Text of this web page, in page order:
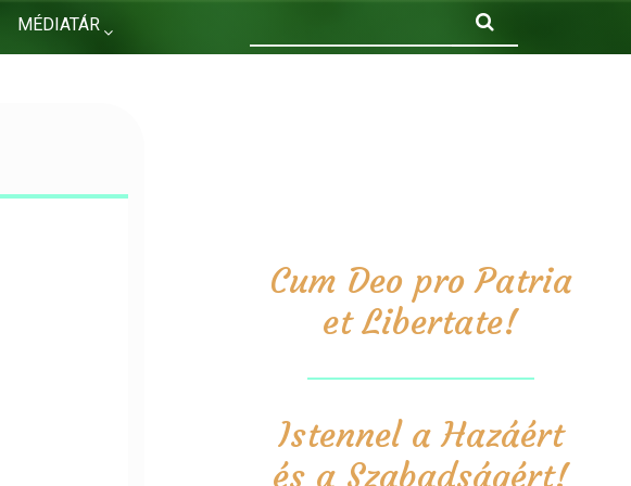
MÉDIATÁR
Cum Deo pro Patria
et Libertate!
Istennel a Hazáért
és a Szabadságért!